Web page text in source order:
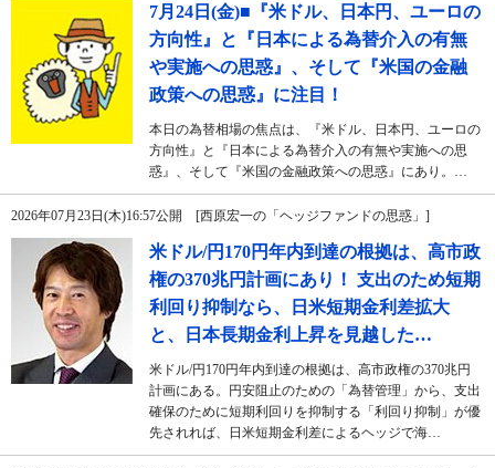
7月24日(金)■『米ドル、日本円、ユーロの
方向性』と『日本による為替介入の有無
や実施への思惑』、そして『米国の金融
政策への思惑』に注目！
本日の為替相場の焦点は、『米ドル、日本円、ユーロの
方向性』と『日本による為替介入の有無や実施への思
惑』、そして『米国の金融政策への思惑』にあり。…
2026年07月23日(木)16:57公開 [西原宏一の「ヘッジファンドの思惑」]
米ドル/円170円年内到達の根拠は、高市政
権の370兆円計画にあり！ 支出のため短期
利回り抑制なら、日米短期金利差拡大
と、日本長期金利上昇を見越した…
米ドル/円170円年内到達の根拠は、高市政権の370兆円
計画にある。円安阻止のための「為替管理」から、支出
確保のために短期利回りを抑制する「利回り抑制」が優
先されれば、日米短期金利差によるヘッジで海…